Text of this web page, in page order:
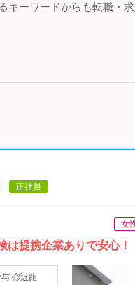
キーワードからも転職・
正社員
女
は提携企業ありで安心！
与 ◎近距